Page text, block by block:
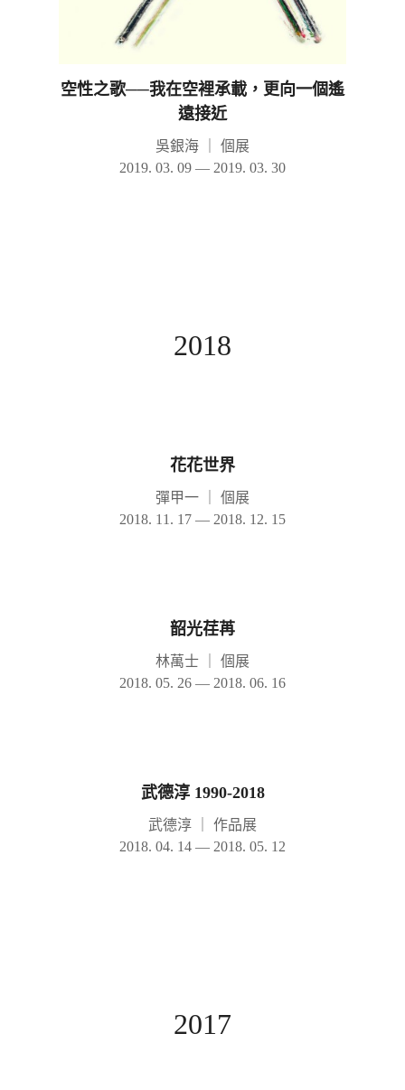
空性之歌──我在空裡承載，更向一個遙
遠接近
吳銀海
個展
2019. 03. 09 — 2019. 03. 30
2018
花花世界
彈甲一
個展
2018. 11. 17 — 2018. 12. 15
韶光荏苒
林萬士
個展
2018. 05. 26 — 2018. 06. 16
武德淳 1990-2018
武德淳
作品展
2018. 04. 14 — 2018. 05. 12
2017